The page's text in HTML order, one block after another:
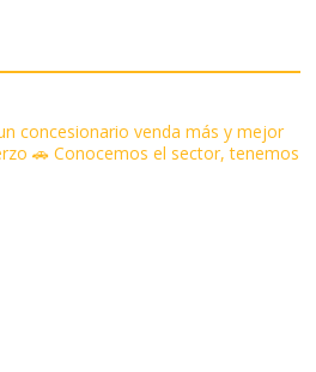
concesionario venda más y mejor
🚗 Conocemos el sector, tenemos